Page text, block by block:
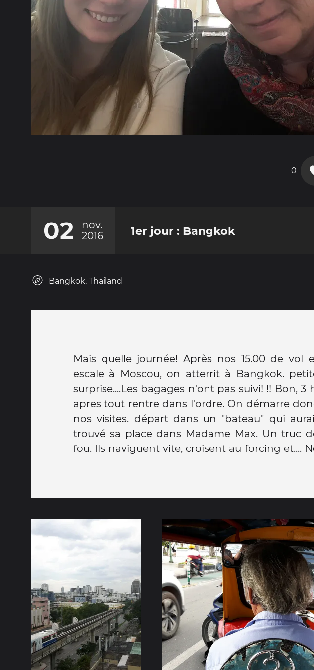
0
02
nov.
2016
1er jour : Bangkok
Bangkok, Thailand
Mais quelle journée! Après nos 15.00 de vol et
escale à Moscou, on atterrit à Bangkok.
surprise....Les bagages n'ont pas suivi! !! Bon, 3 h.
apres tout rentre dans l'ordre. On démarre
nos visites. départ dans un "bateau" qui
trouvé sa place dans Madame Max. Un truc
fou. Ils naviguent vite, croisent au forcing et....
s'arrêtent pratiquement pas pour embarquer ou
débarquer ! On n'a pas pu résister aux touk
Quel stress et qu'elle pollution ! Ce soir on a
terminé par des vrais plats thai. ..chaud
Là, dodo, on n'en peut plus. demain ce sera